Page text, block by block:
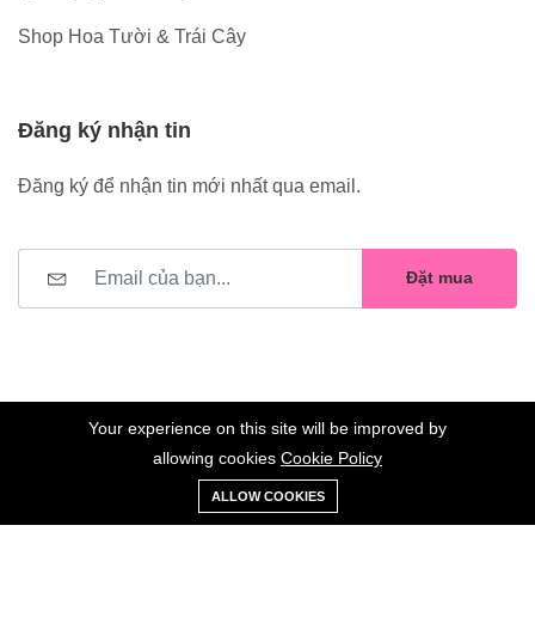
Shop Hoa Tười & Trái Cây
Đăng ký nhận tin
Đăng ký để nhận tin mới nhất qua email.
Đặt mua
©2023 Hoa Nelly . All Rights Reserved.
0
Xe
đẩy
Danh sách
yêu thích
Your experience on this site will be improved by
allowing cookies Cookie Policy
ALLOW COOKIES